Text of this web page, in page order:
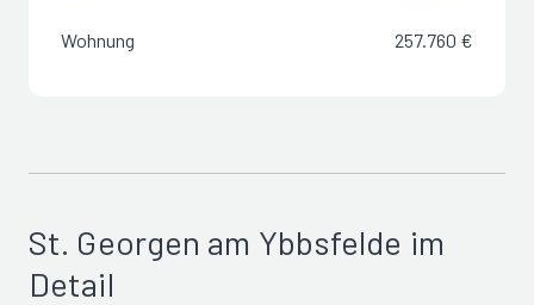
Wohnung 257.760 €
St. Georgen am Ybbsfelde im
Detail